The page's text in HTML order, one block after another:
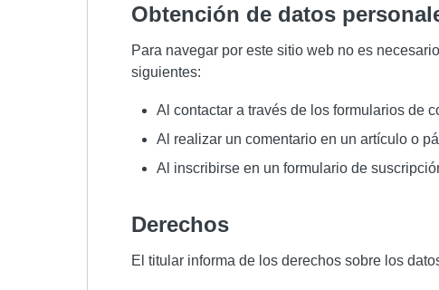
obtención de datos
Para navegar por este sitio web no es
siguientes:
Al contactar a través de los formularios de
Al realizar un comentario en un artículo o
Al inscribirse en un formulario de
derechos
El titular informa de los derechos sobre los